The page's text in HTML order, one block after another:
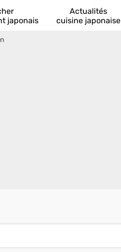
japonais
Actualités
cuisine japonaise